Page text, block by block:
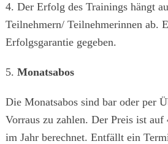
4. Der Erfolg des Trainings hängt
Teilnehmern/ Teilnehmerinnen ab.
Erfolgsgarantie gegeben.
5. Monatsabos
Die Monatsabos sind bar oder per
Vorraus zu zahlen. Der Preis ist auf
im Jahr berechnet. Entfällt ein